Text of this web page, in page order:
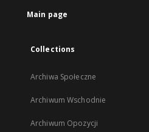
Main page
Collections
Archiwa Społeczne
Archiwum Wschodnie
Archiwum Opozycji